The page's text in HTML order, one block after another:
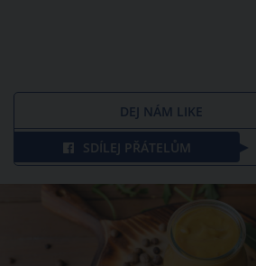
DEJ NÁM LIKE
SDÍLEJ PŘÁTELŮM